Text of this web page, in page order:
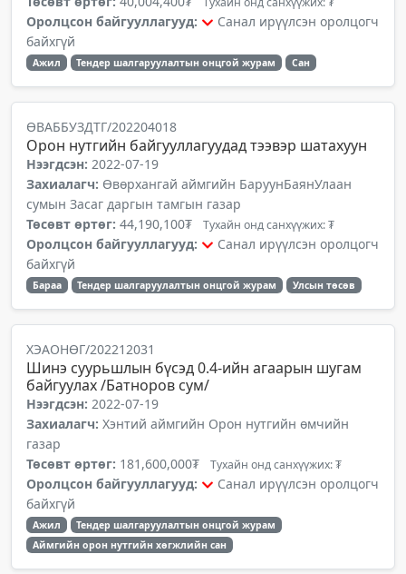
Оролцсон байгууллагууд:
Санал ирүүлсэн оролцогч
байхгүй
Ажил Тендер шалгаруулалтын онцгой журам Сан
ӨВАББУЗДТГ/202204018
Орон нутгийн байгууллагуудад тээвэр шатахуун
Нээгдсэн: 2022-07-19
Захиалагч: Өвөрхангай аймгийн БаруунБаянУлаан
сумын Засаг даргын тамгын газар
Төсөвт өртөг: 44,190,100₮ Тухайн онд санхүүжих: ₮
Оролцсон байгууллагууд:
Санал ирүүлсэн оролцогч
байхгүй
Бараа Тендер шалгаруулалтын онцгой журам Улсын төсөв
ХЭАОНӨГ/202212031
Шинэ суурьшлын бүсэд 0.4-ийн агаарын шугам
байгуулах /Батноров сум/
Нээгдсэн: 2022-07-19
Захиалагч: Хэнтий аймгийн Орон нутгийн өмчийн
газар
Төсөвт өртөг: 181,600,000₮ Тухайн онд санхүүжих: ₮
Оролцсон байгууллагууд:
Санал ирүүлсэн оролцогч
байхгүй
Ажил
Тендер шалгаруулалтын онцгой журам
Аймгийн орон нутгийн хөгжлийн сан